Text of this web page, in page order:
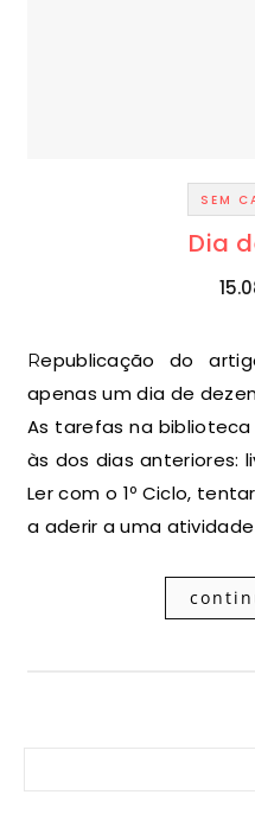
SEM
Dia
Republicação do artigo de Seg | 06.02.23 Era
apenas um dia de
As tarefas na
às dos dias anteriores:
Ler com o 1º Ciclo,
a aderir a uma